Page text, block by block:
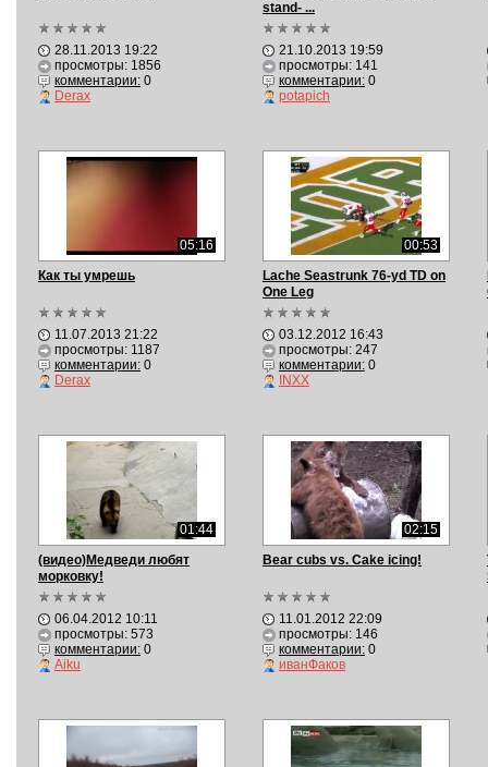
28.11.2013 19:22
просмотры: 1856
комментарии:0
Derax
stand- ...
21.10.2013 19:59
просмотры: 141
комментарии:0
potapich
05:16
Как ты умрешь
11.07.2013 21:22
просмотры: 1187
комментарии:0
Derax
00:53
Lache Seastrunk 76-yd TD on
One Leg
03.12.2012 16:43
просмотры: 247
комментарии:0
INXX
01:44
(видео)Медведи любят
морковку!
06.04.2012 10:11
просмотры: 573
комментарии:0
Aiku
02:15
Bear cubs vs. Cake icing!
11.01.2012 22:09
просмотры: 146
комментарии:0
иванФаков